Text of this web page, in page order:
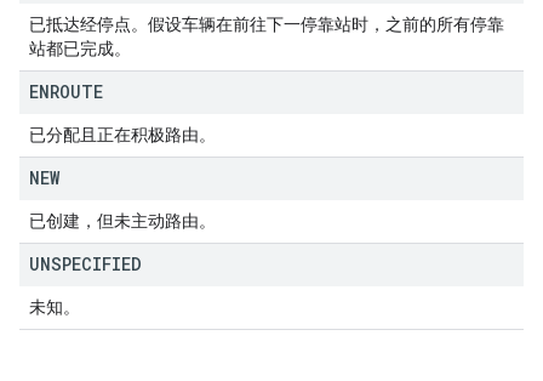
已抵达经停点。假设车辆在前往下一停靠站时，之前的所有停靠
站都已完成。
ENROUTE
已分配且正在积极路由。
NEW
已创建，但未主动路由。
UNSPECIFIED
未知。